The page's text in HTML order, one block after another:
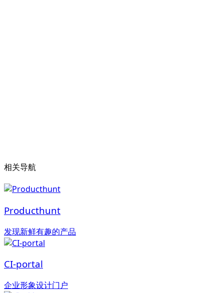
相关导航
Producthunt
发现新鲜有趣的产品
CI-portal
企业形象设计门户